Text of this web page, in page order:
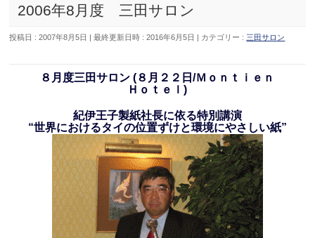
2006年8月度 三田サロン
投稿日 : 2007年8月5日 最終更新日時 : 2016年6月5日 カテゴリー : 三田サロン
８月度三田サロン (８月２２日/Ｍｏｎｔｉｅｎ
Ｈｏｔｅｌ)
紀伊王子製紙社長に依る特別講演
“世界におけるタイの位置ずけと環境にやさしい紙”